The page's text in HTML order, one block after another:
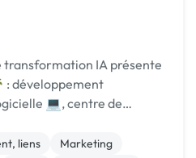
transformation IA présente
: développement
💻, centre de
liens
Marketing